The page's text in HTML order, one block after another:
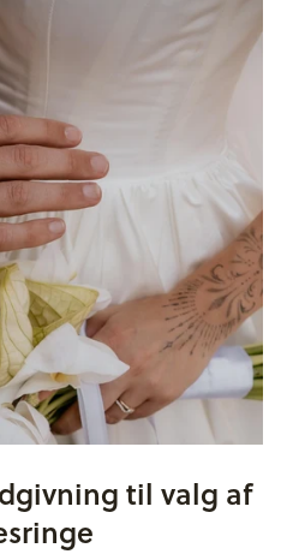
til valg af